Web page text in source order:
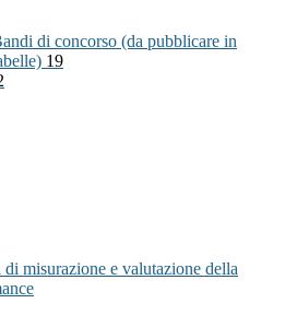
di concorso (da pubblicare in
19
di misurazione e valutazione della